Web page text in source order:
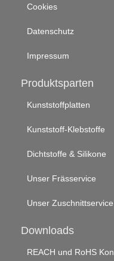
Cookies
Datenschutz
Impressum
Produktsparten
Kunststoffplatten
Kunststoff-Klebstoffe
Dichtstoffe & Silikone
Unser Frässervice
Unser Zuschnittservice
Downloads
REACH und RoHS